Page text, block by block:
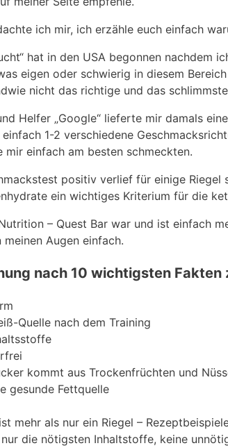
ich mir, ich erzähle euch einfach
hat in den USA begonnen
eigen oder schwierig in diesem
nicht das richtige und das
Helfer „Google“ lieferte mir damals
1-2 verschiedene
mir einfach am besten schmeckten.
positiv verlief für einige
ein wichtiges Kriterium für die
– Quest Bar war und ist einfach
Augen einfach.
nach 10 wichtigsten
Quelle nach dem Training
kommt aus Trockenfrüchten und
gesunde Fettquelle
mehr als nur ein Riegel –
die nötigsten Inhaltstoffe, keine